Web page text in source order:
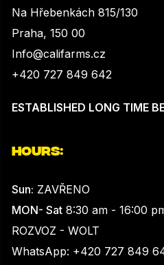
Na Hřebenkách 815/130
Praha, 150 00
Info@califarms.cz
+420 727 849 642
ESTABLISHED LONG TIME
HOURS:
Sun: ZAVŘENO
MON- Sat 8:30 am - 16:00
ROZVOZ - WOLT
WhatsApp: +420 727 849